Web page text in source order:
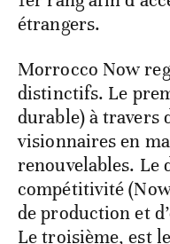
étrangers.
Morrocco Now
distinctifs. Le
durable) à travers
visionnaires en
renouvelables. Le
compétitivité
de production et
Le troisième, est